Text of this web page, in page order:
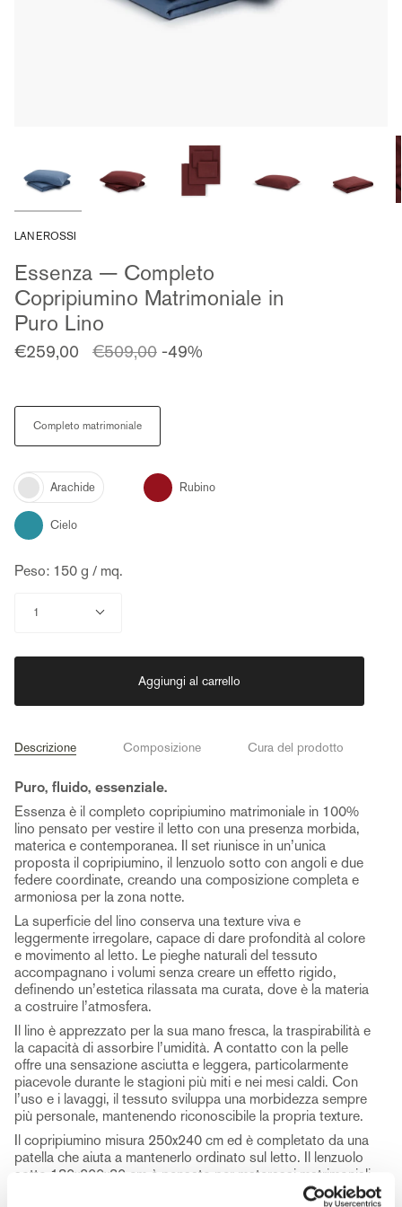
LANEROSSI
Essenza — Completo
Copripiumino Matrimoniale in
Puro Lino
€259,00
Prezzo
€509,00 -49%
Size
Completo matrimoniale
Color
Arachide
Rubino
Cielo
Peso: 150 g / mq.
1
Aggiungi al carrello
Descrizione Composizione Cura del prodotto
Puro, fluido, essenziale.
Essenza è il completo copripiumino matrimoniale in 100%
lino pensato per vestire il letto con una presenza morbida,
materica e contemporanea. Il set riunisce in un’unica
proposta il copripiumino, il lenzuolo sotto con angoli e due
federe coordinate, creando una composizione completa e
armoniosa per la zona notte.
La superficie del lino conserva una texture viva e
leggermente irregolare, capace di dare profondità al colore
e movimento al letto. Le pieghe naturali del tessuto
accompagnano i volumi senza creare un effetto rigido,
definendo un’estetica rilassata ma curata, dove è la materia
a costruire l’atmosfera.
Il lino è apprezzato per la sua mano fresca, la traspirabilità e
la capacità di assorbire l’umidità. A contatto con la pelle
offre una sensazione asciutta e leggera, particolarmente
piacevole durante le stagioni più miti e nei mesi caldi. Con
l’uso e i lavaggi, il tessuto sviluppa una morbidezza sempre
più personale, mantenendo riconoscibile la propria texture.
Il copripiumino misura 250x240 cm ed è completato da una
patella che aiuta a mantenerlo ordinato sul letto. Il lenzuolo
sotto 180x200x30 cm è pensato per materassi matrimoniali,
mentre le due federe 50x80 cm completano il set con